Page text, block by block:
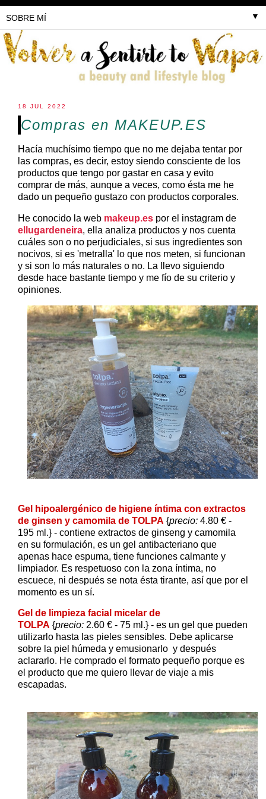
▼
18 JUL 2022
Compras en MAKEUP.ES
Hacía muchísimo tiempo que no me dejaba tentar por
las compras, es decir, estoy siendo consciente de los
productos que tengo por gastar en casa y evito
comprar de más, aunque a veces, como ésta me he
dado un pequeño gustazo con productos corporales.
He conocido la web makeup.es por el instagram de
ellugardeneira, ella analiza productos y nos cuenta
cuáles son o no perjudiciales, si sus ingredientes son
nocivos, si es 'metralla' lo que nos meten, si funcionan
y si son lo más naturales o no. La llevo siguiendo
desde hace bastante tiempo y me fío de su criterio y
opiniones.
Gel hipoalergénico de higiene íntima con extractos
de ginsen y camomila de TOLPA {precio: 4.80 € -
195 ml.} - contiene extractos de ginseng y camomila
en su formulación, es un gel antibacteriano que
apenas hace espuma, tiene funciones calmante y
limpiador. Es respetuoso con la zona íntima, no
escuece, ni después se nota ésta tirante, así que por el
momento es un sí.
Gel de limpieza facial micelar de
TOLPA {precio: 2.60 € - 75 ml.} - es un gel que pueden
utilizarlo hasta las pieles sensibles. Debe aplicarse
sobre la piel húmeda y emusionarlo y después
aclararlo. He comprado el formato pequeño porque es
el producto que me quiero llevar de viaje a mis
escapadas.